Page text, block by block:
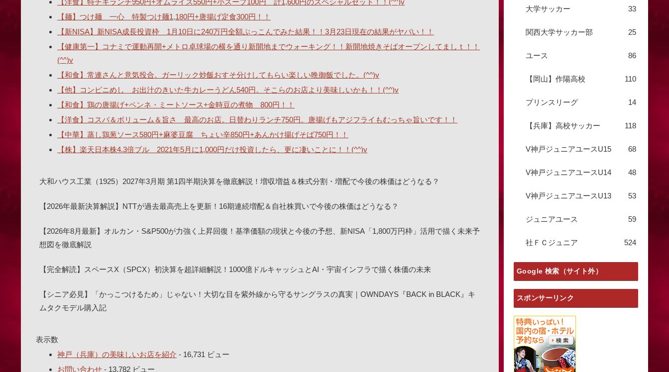
【洋食】特チキランチ950円+オムライス550円+小スープ100円 計1,600円のスペシャルセット！！(^^)v
【麺】つけ麺 一心 特製つけ麺1,180円+唐揚げ定食300円！！
【新NISA】新NISA成長投資枠 1月10日に240万円全額ぶっこんでみた結果！！3月23日現在の結果がヤバい！！
【健康第一】コナミで運動再開+メトロ卓球場の横を通り新開地までウォーキング！！新開地焼きそばオープンしてましｔ！！
(^^)v
【和食】常連さんと意気投合。ガーリック炒飯おすそ分けしてもらい楽しい晩御飯でした。(^^)v
【他】コンビニめし お出汁のきいた牛カレーうどん540円。そこらのお店より美味しいかも！！(^^)v
【和食】鶏の唐揚げ+ペンネ・ミートソース+金時豆の煮物 800円！！
【洋食】コスパ＆ボリューム＆旨さ 最高のお店。日替わりランチ750円。唐揚げもアジフライもむっちゃ旨いです！！
【中華】蒸し鶏葱ソース580円+麻婆豆腐 ちょい辛850円+あんかけ揚げそば750円！！
【株】楽天日本株4.3倍ブル 2021年5月に1,000円だけ投資したら、更に凄いことに！！(^^)v
大和ハウス工業（1925）2027年3月期 第1四半期決算を徹底解説！増収増益＆株式分割・増配で今後の株価はどうなる？
【2026年最新決算解説】NTTが過去最高売上を更新！16期連続増配＆自社株買いで今後の株価はどうなる？
【2026年8月最新】オルカン・S&P500が力強く上昇回復！基準価額の現状と今後の予想、新NISA「1,800万円枠」活用で描く未来予
想図を徹底解説
【完全解読】スペースX（SPCX）初決算を超詳細解説！1000億ドルキャッシュとAI・宇宙インフラで描く株価の未来
【シニア必見】「かっこつけるため」じゃない！大切な目を紫外線から守るサングラスの真実｜OWNDAYS『BACK in BLACK』キ
ムタクモデル購入記
表示数
神戸（兵庫）の美味しいお店を紹介 - 16,731 ビュー
お問い合わせ - 13,782 ビュー
大学サッカー 33
関西大学サッカー部 25
ユース 86
【岡山】作陽高校 110
プリンスリーグ 14
【兵庫】高校サッカー 118
V神戸ジュニアユースU15 68
V神戸ジュニアユースU14 48
V神戸ジュニアユースU13 53
ジュニアユース 59
社ＦＣジュニア 524
Google 検索（サイト外）
スポンサーリンク